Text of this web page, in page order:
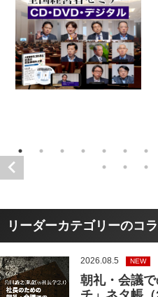
リーダーカテゴリーのコ
2026.08.5 NEW
朝礼・会議